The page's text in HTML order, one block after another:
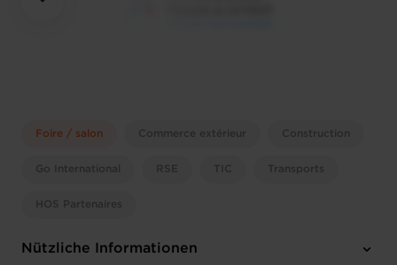
Foire / salon Commerce extérieur Construction
Go International RSE TIC Transports
HOS Partenaires
Nützliche Informationen